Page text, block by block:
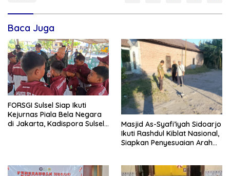
Baca Juga
FORSGI Sulsel Siap Ikuti
Kejurnas Piala Bela Negara
di Jakarta, Kadispora Sulsel
Masjid As-Syafi’iyah Sidoarjo
Ikuti Rashdul Kiblat Nasional,
Siapkan Penyesuaian Arah